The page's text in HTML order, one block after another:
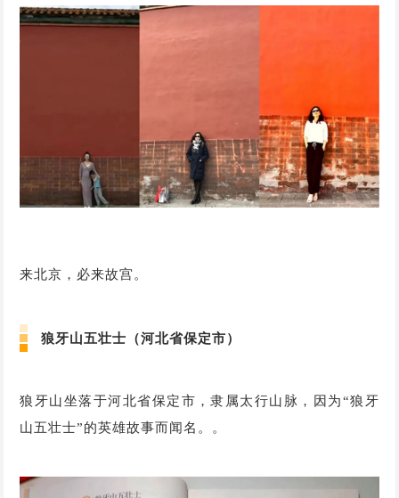
来北京，必来故宫。
狼牙山五壮士（河北省保定市）
狼牙山坐落于河北省保定市，隶属太行山脉，因为“狼牙
山五壮士”的英雄故事而闻名。。